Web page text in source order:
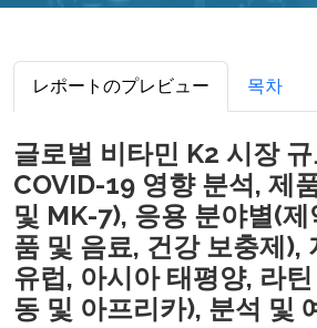
レポートのプレビュー 목차
글로벌 비타민 K2 시장
COVID-19 영향 분석, 제
및 MK-7), 응용 분야별(제
품 및 음료, 건강 보충제),
유럽, 아시아 태평양, 라
동 및 아프리카), 분석 및